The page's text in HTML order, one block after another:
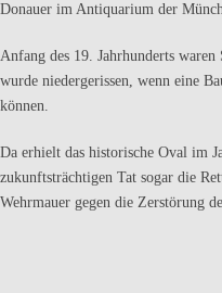
Donauer im Antiquarium der
Anfang des 19. Jahrhunderts
wurde niedergerissen, wenn eine
können.
Da erhielt das historische Oval im
zukunftsträchtigen Tat sogar die
Wehrmauer gegen die Zerstörung